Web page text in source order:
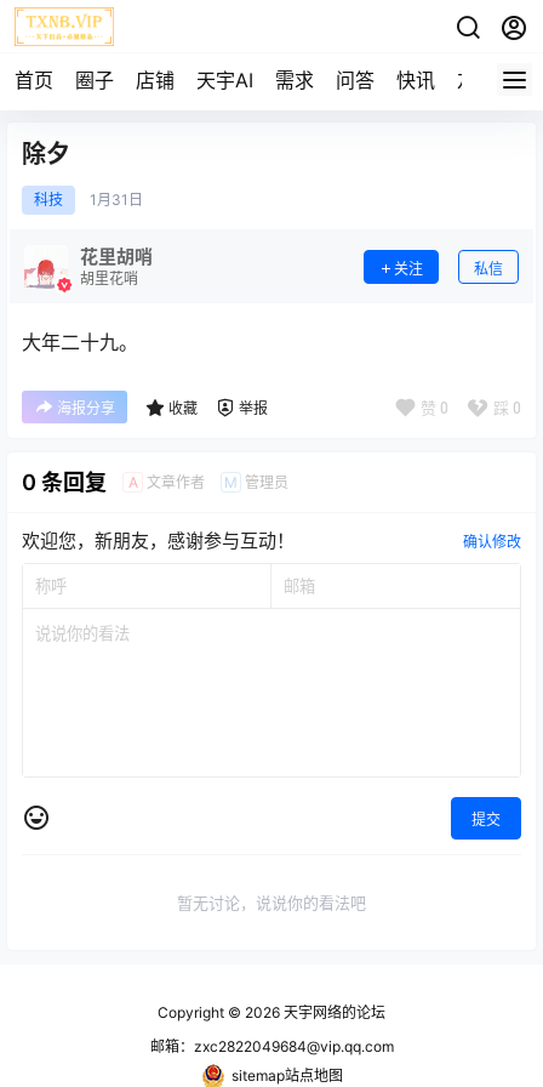
首页 圈子 店铺 天宇AI 需求 问答 快讯 友链
除夕
科技 1月 31日
花里胡哨
胡里花哨
关注 私信
大年二十九。
海报分享 收藏 举报 赞 0 踩 0
0 条回复 A 文章作者 M 管理员
欢迎您，新朋友，感谢参与互动！ 确认修改
提交
暂无讨论，说说你的看法吧
Copyright © 2026 天宇网络的论坛
邮箱：zxc2822049684@vip.qq.com
sitemap站点地图